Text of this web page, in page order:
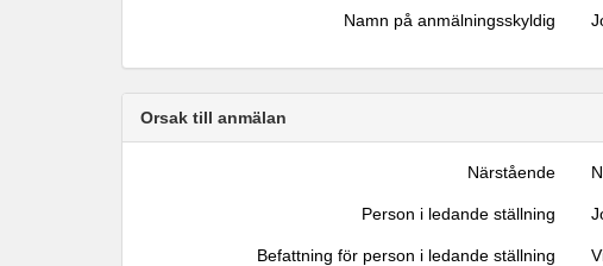
Namn på anmälningsskyldig
Orsak till anmälan
Närstående
Person i ledande ställning
Befattning för person i ledande ställning